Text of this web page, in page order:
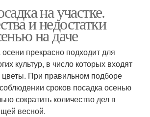
на участке.
и недостатки
на даче
прекрасно подходит для
культур, в число которых входят
При правильном подборе
сроков посадка осенью
сократить количество дел в
весной.